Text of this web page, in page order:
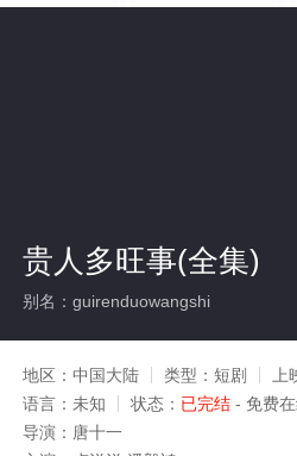
贵人多旺事(全集)
别名：guirenduowangshi
地区： 中国大陆 类型： 短剧 上
语言： 未知 状态： 已完结 - 免费
导演： 唐十一